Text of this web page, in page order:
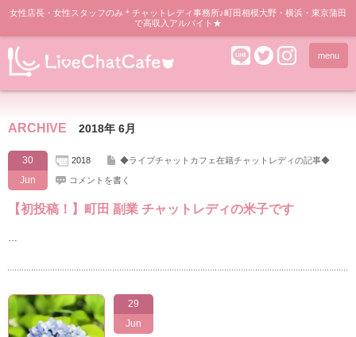
女性店長・女性スタッフのみ＊チャットレディ事務所♪町田相模大野・横浜・東京蒲田
で高収入アルバイト★
menu
ARCHIVE 2018年 6月
30
Jun
2018 ◆ライブチャットカフェ在籍チャットレディの記事◆
コメントを書く
【初投稿！】町田 副業 チャットレディの米子です
…
29
Jun